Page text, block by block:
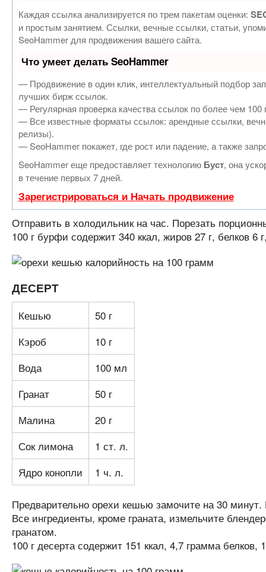
Каждая ссылка анализируется по трем пакетам оценки:
и простым занятием. Ссылки, вечные ссылки, статьи,
SeoHammer для продвижения вашего сайта.
Что умеет делать SeoHammer
— Продвижение в один клик, интеллектуальный подбор
лучших бирж ссылок.
— Регулярная проверка качества ссылок по более чем
— Все известные форматы ссылок: арендные ссылки,
релизы).
— SeoHammer покажет, где рост или падение, а также
SeoHammer еще предоставляет технологию Буст, она
в течение первых 7 дней.
Зарегистрироваться и Начать продвижение
Отправить в холодильник на час. Порезать
100 г бурфи содержит 340 ккал, жиров 27 г, белков 6
ДЕСЕРТ
Кешью
50 г
Кэроб
10 г
Вода
100 мл
Гранат
50 г
Малина
20 г
Сок лимона
1 ст. л.
Ядро конопли
1 ч. л.
Предварительно орехи кешью замочите на 30
Все ингредиенты, кроме граната, измельчите
гранатом.
100 г десерта содержит 151 ккал, 4,7 грамма